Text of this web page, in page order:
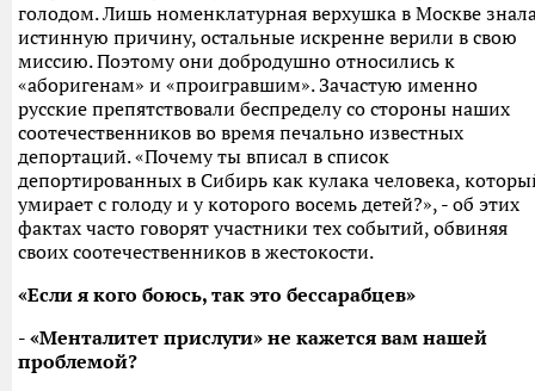
голодом. Лишь номенклатурная верхушка в Москве
истинную причину, остальные искренне верили в свою
миссию. Поэтому они добродушно относились к
«аборигенам» и «проигравшим». Зачастую именно
русские препятствовали беспределу со стороны наших
соотечественников во время печально известных
депортаций. «Почему ты вписал в список
депортированных в Сибирь как кулака человека,
умирает с голоду и у которого восемь детей?», - об этих
фактах часто говорят участники тех событий, обвиняя
своих соотечественников в жестокости.
«Если я кого боюсь, так это бессарабцев»
- «Менталитет прислуги» не кажется вам нашей
проблемой?